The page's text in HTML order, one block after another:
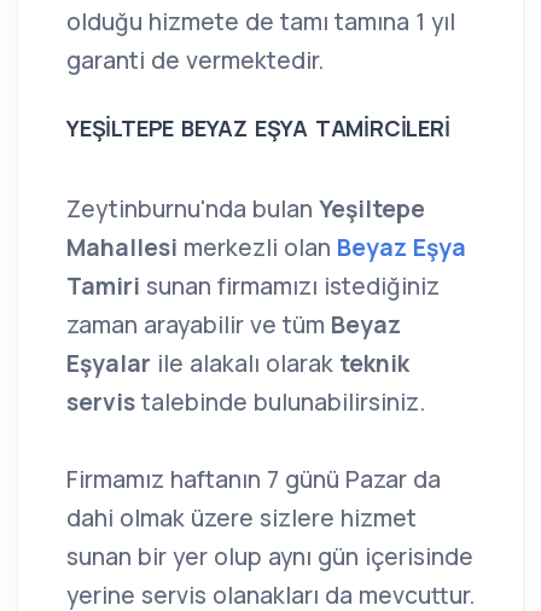
olduğu hizmete de tamı tamına 1 yıl
garanti de vermektedir.
YEŞİLTEPE BEYAZ EŞYA TAMİRCİLERİ
Zeytinburnu'nda bulan Yeşiltepe
Mahallesi merkezli olan Beyaz Eşya
Tamiri sunan firmamızı istediğiniz
zaman arayabilir ve tüm Beyaz
Eşyalar ile alakalı olarak teknik
servistalebinde bulunabilirsiniz.
Firmamız haftanın 7 günü Pazar da
dahi olmak üzere sizlere hizmet
sunan bir yer olup aynı gün içerisinde
yerine servis olanakları da mevcuttur.